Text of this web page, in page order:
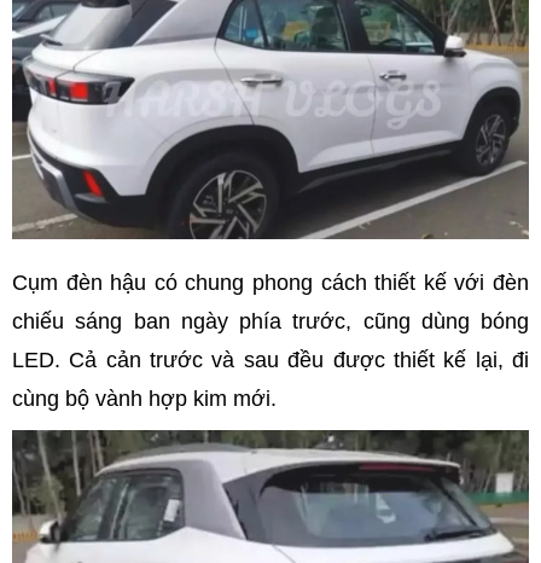
Cụm đèn hậu có chung phong cách thiết kế với đèn
chiếu sáng ban ngày phía trước, cũng dùng bóng
LED. Cả cản trước và sau đều được thiết kế lại, đi
cùng bộ vành hợp kim mới.